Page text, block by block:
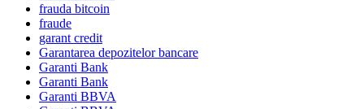
frauda bitcoin
fraude
garant credit
Garantarea depozitelor bancare
Garanti Bank
Garanti Bank
Garanti BBVA